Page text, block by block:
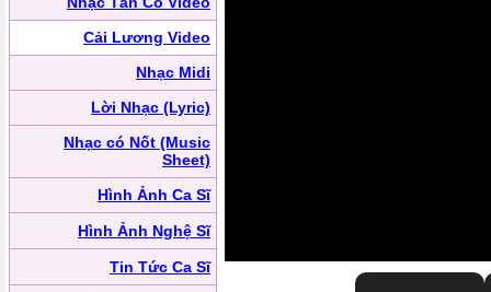
Cải Lương Video
Nhạc Midi
Lời Nhạc (Lyric)
Nhạc có Nốt (Music
Sheet)
Hình Ảnh Ca Sĩ
Hình Ảnh Nghệ Sĩ
Tin Tức Ca Sĩ